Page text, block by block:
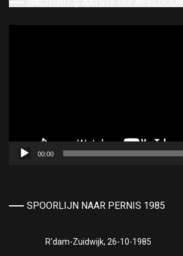
00:00
SPOORLIJN NAAR PERNIS 1985
R'dam-Zuidwijk, 26-10-1985